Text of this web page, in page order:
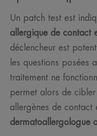
Un patch test est
allergique de contact
déclencheur est
les questions posées
traitement ne
permet alors de
allergènes de contact
dermatoallergologue